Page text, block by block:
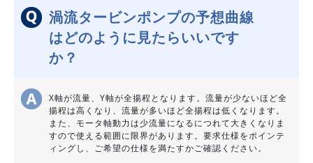
渦流タービンポンプの予想曲線
はどのように見たらいいです
か？
X軸が流量、Y軸が全揚程となります。流量が少ないほど全
揚程は高くなり、流量が多いほど全揚程は低くなります。
また、モータ軸動力は少流量になるにつれて大きくなりま
すので使える範囲に限界があります。要求仕様をポインテ
ィングし、ご希望の仕様を満たすかご確認ください。